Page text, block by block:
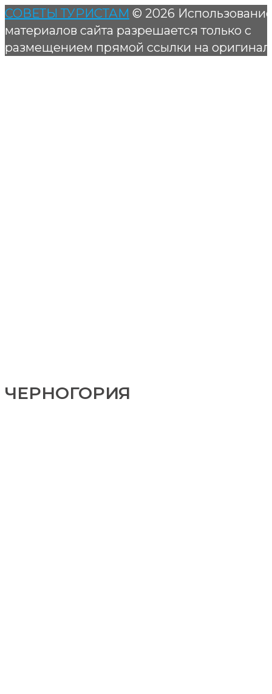
ЧЕРНОГОРИЯ
СОВЕТЫ ТУРИСТАМ © 2026
материалов сайта разрешается только с
размещением прямой ссылки на оригинал.